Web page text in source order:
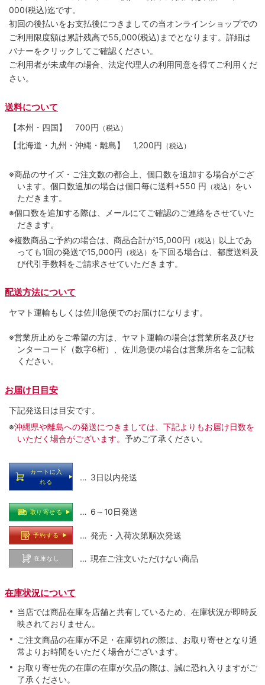
000(税込)迄です。
初回の後払いをお支払後につきましての当オンラインショップでの
ご利用限度額は累計残高で55,000(税込)までとなります。詳細は
バナーをクリックしてご確認ください。
ご利用者が未成年の場合、法定代理人の利用同意を得てご利用くだ
さい。
送料について
【本州・四国】 700円 （税込）
【北海道・九州・沖縄・離島】 1,200円 （税込）
※商品のサイズ・ご注文数の都合上、個口数を追加する場合がござ
います。個口数追加の場合は個口毎に送料+550 円 （税込） をい
ただきます。
※個口数を追加する際は、メールにてご確認のご連絡をさせていた
だきます。
※複数商品ご予約の場合は、商品合計が15,000円 （税込） 以上であ
っても1回の発送で15,000円 （税込） を下回る場合は、都度送料及
び代引手数料をご請求させていただきます。
配送方法について
ヤマト運輸もしくは佐川急便でのお届けになります。
※営業所止めをご希望の方は、ヤマト運輸の場合は営業所名及びセ
ンターコード（数字6桁）、佐川急便の場合は営業所名をご記載
ください。
お届け日目安
下記発送日は目安です。
※沖縄県や離島への発送につきましては、下記よりもお届け日数を
いただく場合がございます。 予めご了承ください。
カートに入
れる
… 3日以内発送
取り寄せる … 6～10日発送
予約する … 発売・入荷次第順次発送
在庫なし … 現在ご注文いただけない商品
在庫状況について
当店では商品在庫を店舗と共有しているため、在庫状況が即時反
映されておりません。
ご注文商品の在庫が不足・在庫切れの際は、お取り寄せとなり通
常よりお時間をいただく場合がございます。
お取り寄せ先の在庫の在庫が欠品の際は、誠に恐れ入りますがご
了承ください。